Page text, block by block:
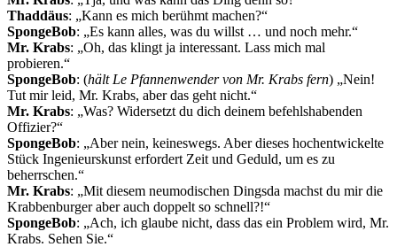
Thaddäus: „Kann es mich berühmt machen?“
SpongeBob: „Es kann alles, was du willst … und noch mehr.“
Mr. Krabs: „Oh, das klingt ja interessant. Lass mich mal
probieren.“
SpongeBob: (hält Le Pfannenwender von Mr. Krabs fern) „Nein!
Tut mir leid, Mr. Krabs, aber das geht nicht.“
Mr. Krabs: „Was? Widersetzt du dich deinem befehlshabenden
Offizier?“
SpongeBob: „Aber nein, keineswegs. Aber dieses hochentwickelte
Stück Ingenieurskunst erfordert Zeit und Geduld, um es zu
beherrschen.“
Mr. Krabs: „Mit diesem neumodischen Dingsda machst du mir die
Krabbenburger aber auch doppelt so schnell?!“
SpongeBob: „Ach, ich glaube nicht, dass das ein Problem wird, Mr.
Krabs. Sehen Sie.“